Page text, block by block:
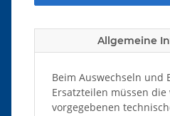
Allgemeine
Beim Auswechseln und
Ersatzteilen müssen
vorgegebenen